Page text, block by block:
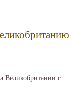
Великобритании с